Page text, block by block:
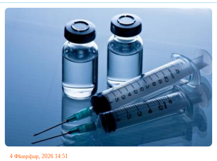
4 Փետրվար, 2026 14:51